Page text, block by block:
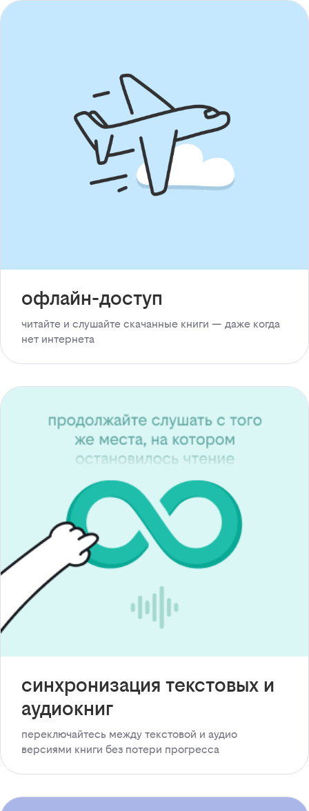
офлайн-доступ
читайте и слушайте скачанные книги — даже когда
нет интернета
синхронизация текстовых и
аудиокниг
переключайтесь между текстовой и аудио
версиями книги без потери прогресса